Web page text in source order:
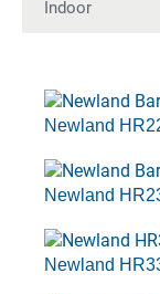
Newland
Newland
Newland